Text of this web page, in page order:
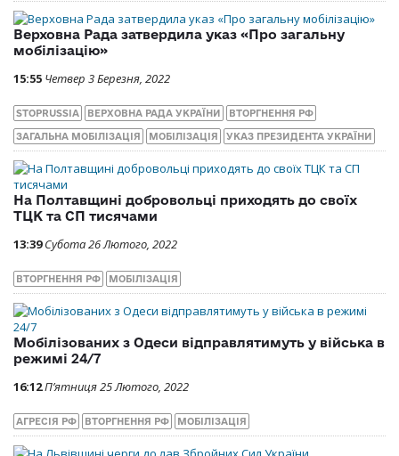
Верховна Рада затвердила указ «Про загальну
мобілізацію»
15:55 Четвер 3 Березня, 2022
STOPRUSSIA ВЕРХОВНА РАДА УКРАЇНИ ВТОРГНЕННЯ РФ
ЗАГАЛЬНА МОБІЛІЗАЦІЯ МОБІЛІЗАЦІЯ УКАЗ ПРЕЗИДЕНТА УКРАЇНИ
На Полтавщині добровольці приходять до своїх
ТЦК та СП тисячами
13:39 Субота 26 Лютого, 2022
ВТОРГНЕННЯ РФ МОБІЛІЗАЦІЯ
Мобілізованих з Одеси відправлятимуть у війська в
режимі 24/7
16:12П’ятниця 25 Лютого, 2022
АГРЕСІЯ РФ ВТОРГНЕННЯ РФ МОБІЛІЗАЦІЯ